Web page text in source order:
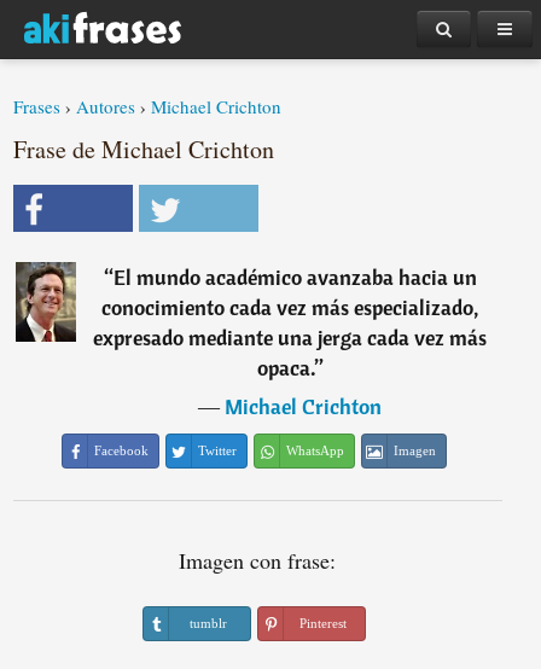
Frases ›Autores ›Michael Crichton
Frase de Michael Crichton
“El mundo académico avanzaba hacia un
conocimiento cada vez más especializado,
expresado mediante una jerga cada vez más
opaca.”
―Michael Crichton
Facebook Twitter WhatsApp Imagen
Imagen con frase:
tumblr Pinterest